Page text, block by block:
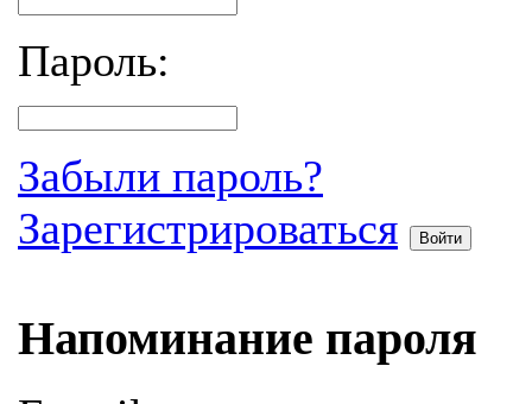
Пароль:
Забыли пароль?
Зарегистрироваться
Войти
Напоминание пароля